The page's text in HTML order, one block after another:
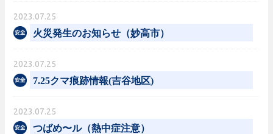
2023.07.25
火災発生のお知らせ（妙高市）
2023.07.25
7.25クマ痕跡情報(吉谷地区)
2023.07.25
つばめ〜ル（熱中症注意）